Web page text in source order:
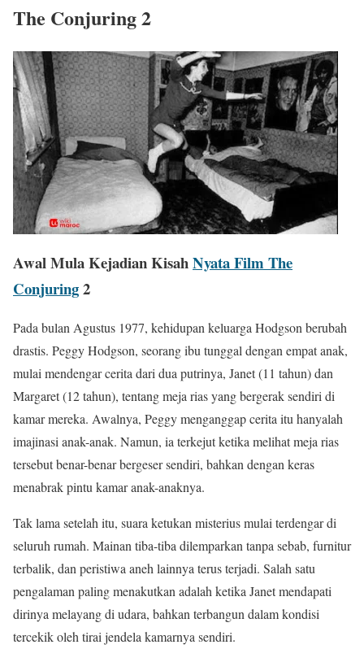
The Conjuring 2
Awal Mula Kejadian KisahNyata Film The
Conjuring2
Pada bulan Agustus 1977, kehidupan keluarga Hodgson berubah
drastis. Peggy Hodgson, seorang ibu tunggal dengan empat anak,
mulai mendengar cerita dari dua putrinya, Janet (11 tahun) dan
Margaret (12 tahun), tentang meja rias yang bergerak sendiri di
kamar mereka. Awalnya, Peggy menganggap cerita itu hanyalah
imajinasi anak-anak. Namun, ia terkejut ketika melihat meja rias
tersebut benar-benar bergeser sendiri, bahkan dengan keras
menabrak pintu kamar anak-anaknya.
Tak lama setelah itu, suara ketukan misterius mulai terdengar di
seluruh rumah. Mainan tiba-tiba dilemparkan tanpa sebab, furnitur
terbalik, dan peristiwa aneh lainnya terus terjadi. Salah satu
pengalaman paling menakutkan adalah ketika Janet mendapati
dirinya melayang di udara, bahkan terbangun dalam kondisi
tercekik oleh tirai jendela kamarnya sendiri.